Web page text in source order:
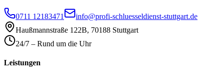
0711 12183471
info@profi-schluesseldienst-stuttgart.de
Haußmannstraße 122B, 70188 Stuttgart
24/7 – Rund um die Uhr
Leistungen